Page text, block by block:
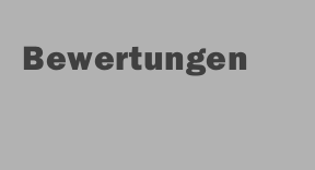
Bewertungen